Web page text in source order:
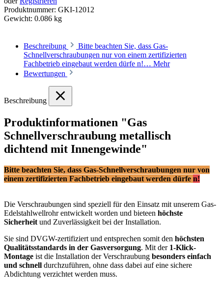
Produktnummer: GKI-12012
Gewicht: 0.086 kg
Beschreibung
Bitte beachten Sie, dass Gas-
Schnellverschraubungen nur von einem zertifizierten
Fachbetrieb eingebaut werden dürfe n!… Mehr
Bewertungen
Beschreibung
Produktinformationen "Gas
Schnellverschraubung metallisch
dichtend mit Innengewinde"
Bitte beachten Sie, dass Gas-Schnellverschraubungen nur von
einem zertifizierten Fachbetrieb eingebaut werden dürfe n!
Die Verschraubungen sind speziell für den Einsatz mit unserem Gas-
Edelstahlwellrohr entwickelt worden und bieteen höchste
Sicherheit und Zuverlässigkeit bei der Installation.
Sie sind DVGW-zertifiziert und entsprechen somit den höchsten
Qualitätsstandards in der Gasversorgung. Mit der 1-Klick-
Montage ist die Installation der Verschraubung besonders einfach
und schnell durchzuführen, ohne dass dabei auf eine sichere
Abdichtung verzichtet werden muss.